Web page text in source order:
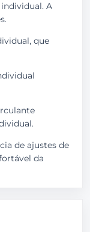
A
que
de ajustes de
da